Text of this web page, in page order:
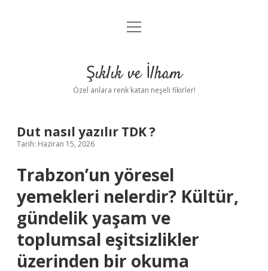
Anasayfa
Yasal Uyarı
menüyü
Şıklık ve İlham
Özel anlara renk katan neşeli fikirler!
Dut nasıl yazılır TDK ?
Tarih: Haziran 15, 2026
Trabzon’un yöresel
yemekleri nelerdir? Kültür,
gündelik yaşam ve
toplumsal eşitsizlikler
üzerinden bir okuma